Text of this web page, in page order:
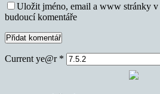
Uložit jméno, email a www stránky
budoucí komentáře
Current ye@r *